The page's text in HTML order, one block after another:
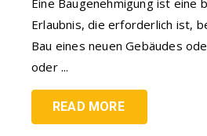
Eine Baugenehmigung ist eine
Erlaubnis, die erforderlich ist,
Bau eines neuen Gebäudes
oder ...
READ MORE